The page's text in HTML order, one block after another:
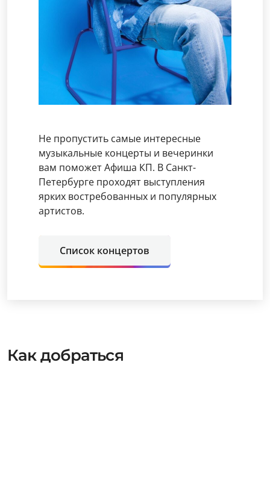
Не пропустить самые интересные
музыкальные концерты и вечеринки
вам поможет Афиша КП. В Санкт-
Петербурге проходят выступления
ярких востребованных и популярных
артистов.
Список концертов
Как добраться